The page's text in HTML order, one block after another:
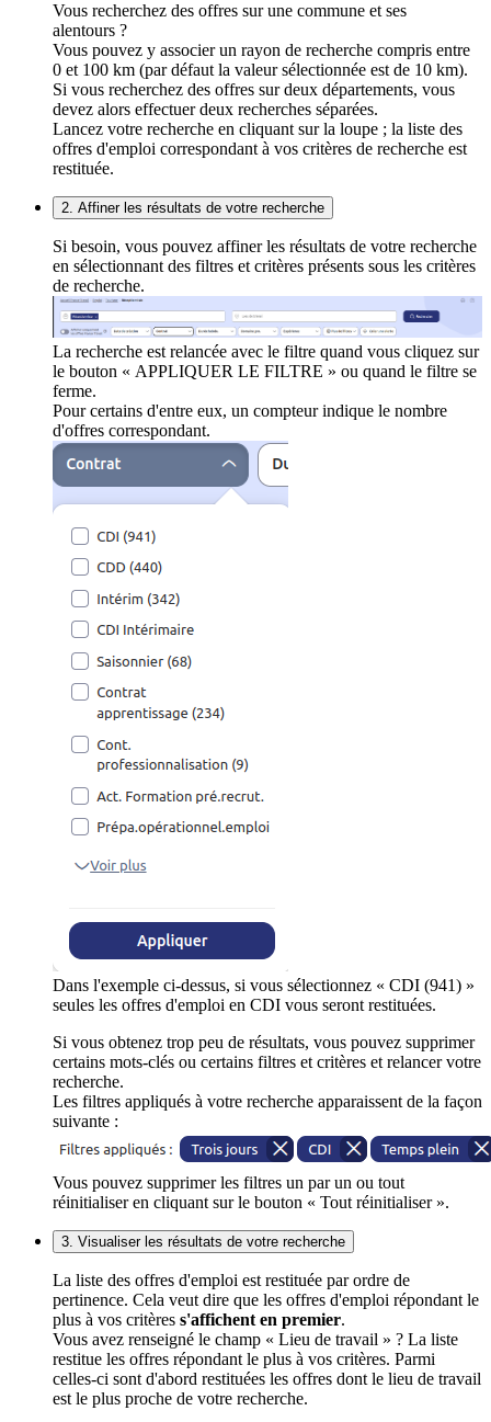
Vous recherchez des offres sur une commune et ses
alentours ?
Vous pouvez y associer un rayon de recherche compris entre
0 et 100 km (par défaut la valeur sélectionnée est de 10 km).
Si vous recherchez des offres sur deux départements, vous
devez alors effectuer deux recherches séparées.
Lancez votre recherche en cliquant sur la loupe ; la liste des
offres d'emploi correspondant à vos critères de recherche est
restituée.
2. Affiner les résultats de votre recherche
Si besoin, vous pouvez affiner les résultats de votre recherche
en sélectionnant des filtres et critères présents sous les critères
de recherche.
La recherche est relancée avec le filtre quand vous cliquez sur
le bouton « APPLIQUER LE FILTRE » ou quand le filtre se
ferme.
Pour certains d'entre eux, un compteur indique le nombre
d'offres correspondant.
Dans l'exemple ci-dessus, si vous sélectionnez « CDI (941) »
seules les offres d'emploi en CDI vous seront restituées.
Si vous obtenez trop peu de résultats, vous pouvez supprimer
certains mots-clés ou certains filtres et critères et relancer votre
recherche.
Les filtres appliqués à votre recherche apparaissent de la façon
suivante :
Vous pouvez supprimer les filtres un par un ou tout
réinitialiser en cliquant sur le bouton « Tout réinitialiser ».
3. Visualiser les résultats de votre recherche
La liste des offres d'emploi est restituée par ordre de
pertinence. Cela veut dire que les offres d'emploi répondant le
plus à vos critères s'affichent en premier.
Vous avez renseigné le champ « Lieu de travail » ? La liste
restitue les offres répondant le plus à vos critères. Parmi
celles-ci sont d'abord restituées les offres dont le lieu de travail
est le plus proche de votre recherche.